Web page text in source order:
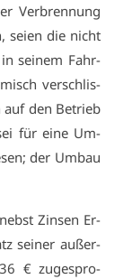
Ver­bren­nung
sei­en die nicht
in sei­nem Fahr­
ver­schlis­
auf den Be­trieb
für ei­ne Um­
der Um­bau
Zin­sen Er­
sei­ner au­ßer­
€ zu­ge­spro­